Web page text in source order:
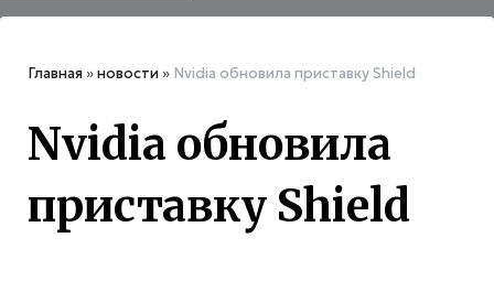
Главная »новости » Nvidia обновила приставку Shield
Nvidia обновила
приставку Shield